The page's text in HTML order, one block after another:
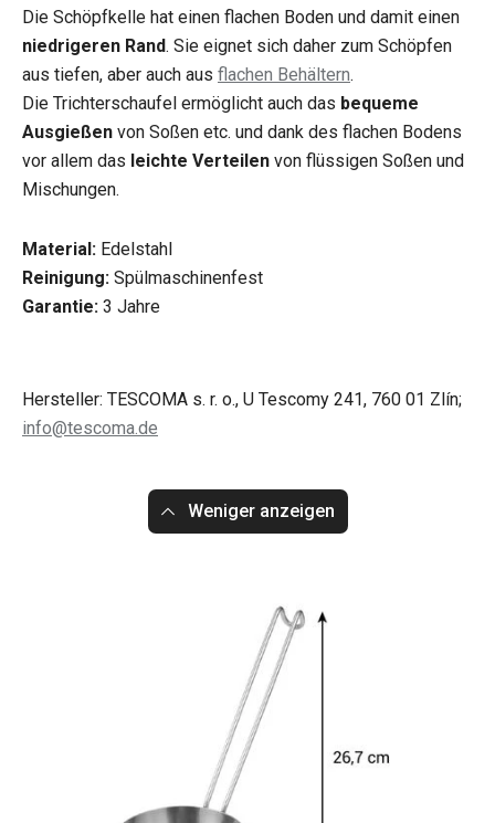
Die Schöpfkelle hat einen flachen Boden und damit einen
niedrigeren Rand. Sie eignet sich daher zum Schöpfen
aus tiefen, aber auch aus flachen Behältern.
Die Trichterschaufel ermöglicht auch das bequeme
Ausgießen von Soßen etc. und dank des flachen Bodens
vor allem das leichte Verteilen von flüssigen Soßen und
Mischungen.
Material: Edelstahl
Reinigung: Spülmaschinenfest
Garantie: 3 Jahre
Hersteller: TESCOMA s. r. o., U Tescomy 241, 760 01 Zlín;
info@tescoma.de
Weniger anzeigen